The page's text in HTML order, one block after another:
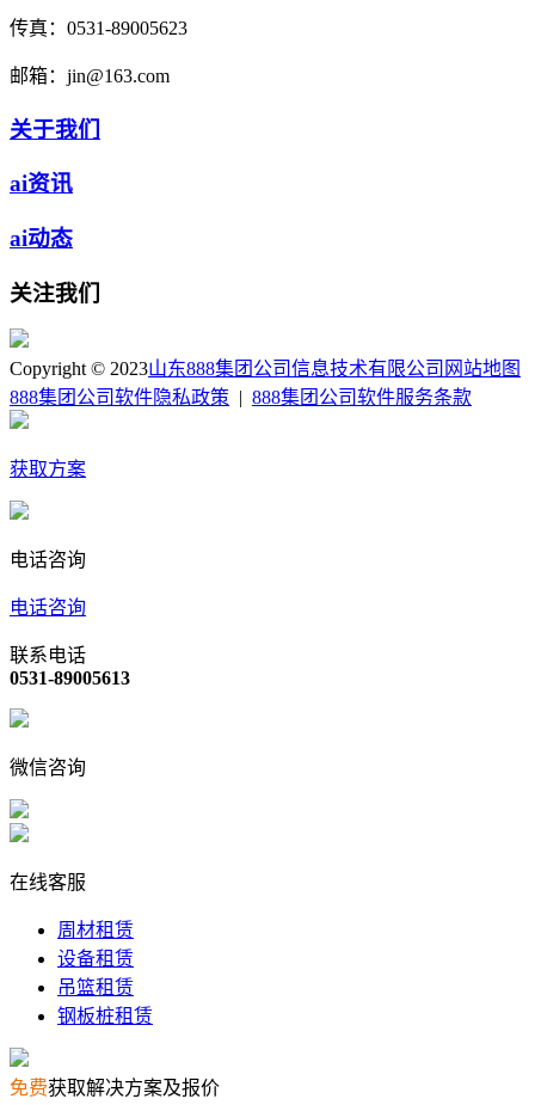
传真： 0531-89005623
邮箱： jin@163.com
关于我们
ai资讯
ai动态
关注我们
Copyright © 2023山东888集团公司信息技术有限公司 网站地图
888集团公司软件隐私政策
888集团公司软件服务条款
获取方案
电话咨询
电话咨询
联系电话
0531-89005613
微信咨询
在线客服
周材租赁
设备租赁
吊篮租赁
钢板桩租赁
免费获取解决方案及报价